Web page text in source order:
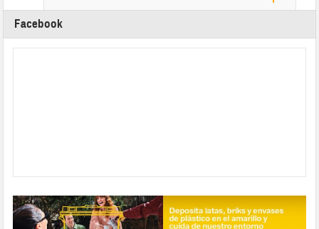
Facebook